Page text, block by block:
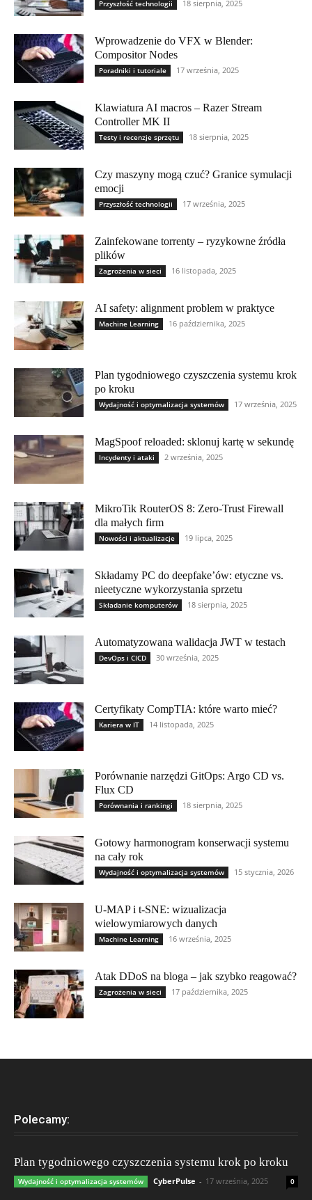
Przyszłość technologii 18 sierpnia, 2025
Wprowadzenie do VFX w Blender:
Compositor Nodes
Poradniki i tutoriale 17 września, 2025
Klawiatura AI macros – Razer Stream
Controller MK II
Testy i recenzje sprzętu 18 sierpnia, 2025
Czy maszyny mogą czuć? Granice symulacji
emocji
Przyszłość technologii 17 września, 2025
Zainfekowane torrenty – ryzykowne źródła
plików
Zagrożenia w sieci 16 listopada, 2025
AI safety: alignment problem w praktyce
Machine Learning 16 października, 2025
Plan tygodniowego czyszczenia systemu krok
po kroku
Wydajność i optymalizacja systemów 17 września, 2025
MagSpoof reloaded: sklonuj kartę w sekundę
Incydenty i ataki 2 września, 2025
MikroTik RouterOS 8: Zero-Trust Firewall
dla małych firm
Nowości i aktualizacje 19 lipca, 2025
Składamy PC do deepfake’ów: etyczne vs.
nieetyczne wykorzystania sprzetu
Składanie komputerów 18 sierpnia, 2025
Automatyzowana walidacja JWT w testach
DevOps i CICD 30 września, 2025
Certyfikaty CompTIA: które warto mieć?
Kariera w IT 14 listopada, 2025
Porównanie narzędzi GitOps: Argo CD vs.
Flux CD
Porównania i rankingi 18 sierpnia, 2025
Gotowy harmonogram konserwacji systemu
na cały rok
Wydajność i optymalizacja systemów 15 stycznia, 2026
U-MAP i t-SNE: wizualizacja
wielowymiarowych danych
Machine Learning 16 września, 2025
Atak DDoS na bloga – jak szybko reagować?
Zagrożenia w sieci 17 października, 2025
Polecamy:
Plan tygodniowego czyszczenia systemu krok po kroku
Wydajność i optymalizacja systemów CyberPulse - 17 września, 2025 0